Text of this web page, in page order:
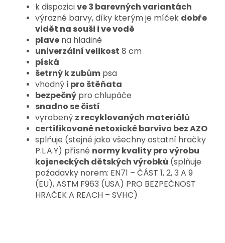
k dispozicive 3 barevných variantách
výrazné barvy, díky kterým je míček dobře
vidět na souši i ve vodě
plave na hladině
univerzální velikost 8 cm
píská
šetrný k zubům psa
vhodný i pro štěňata
bezpečný pro chlupáče
snadno se čistí
vyrobený z recyklovaných materiálů
certifikované netoxické barvivo bez AZO
splňuje (stejně jako všechny ostatní hračky
P.L.A.Y) přísné normy kvality pro výrobu
kojeneckých dětských výrobků (splňuje
požadavky norem: EN71 – ČÁST 1, 2, 3 A 9
(EU), ASTM F963 (USA) PRO BEZPEČNOST
HRAČEK A REACH – SVHC)